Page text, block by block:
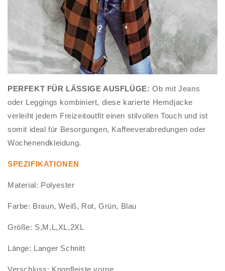
PERFEKT FÜR LÄSSIGE AUSFLÜGE: Ob mit Jeans
oder Leggings kombiniert, diese karierte Hemdjacke
verleiht jedem Freizeitoutfit einen stilvollen Touch und ist
somit ideal für Besorgungen, Kaffeeverabredungen oder
Wochenendkleidung.
SPEZIFIKATIONEN
Material: Polyester
Farbe: Braun, Weiß, Rot, Grün, Blau
Größe: S,M,L,XL,2XL
Länge: Langer Schnitt
Verschluss: Knopfleiste vorne